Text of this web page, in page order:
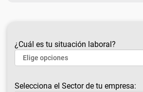
¿Cuál es tu situación laboral?
Selecciona el Sector de tu empresa: